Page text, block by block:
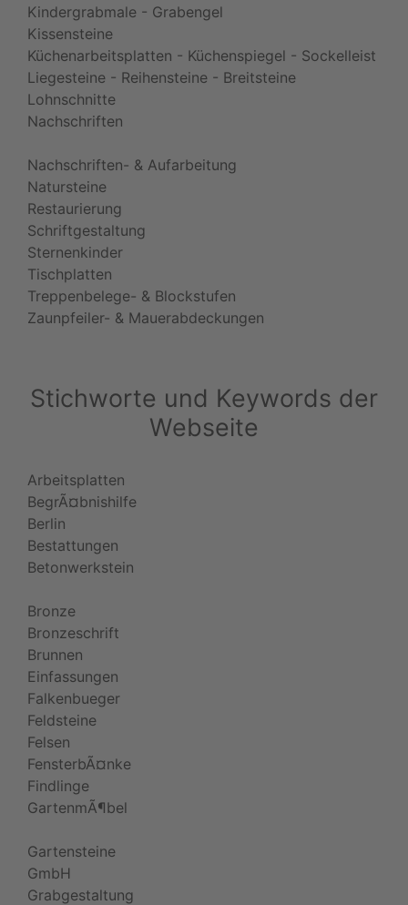
Kindergrabmale - Grabengel
Kissensteine
Küchenarbeitsplatten - Küchenspiegel - Sockelleist
Liegesteine - Reihensteine - Breitsteine
Lohnschnitte
Nachschriften
Nachschriften- & Aufarbeitung
Natursteine
Restaurierung
Schriftgestaltung
Sternenkinder
Tischplatten
Treppenbelege- & Blockstufen
Zaunpfeiler- & Mauerabdeckungen
Stichworte und Keywords der
Webseite
Arbeitsplatten
BegrÃ¤bnishilfe
Berlin
Bestattungen
Betonwerkstein
Bronze
Bronzeschrift
Brunnen
Einfassungen
Falkenbueger
Feldsteine
Felsen
FensterbÃ¤nke
Findlinge
GartenmÃ¶bel
Gartensteine
GmbH
Grabgestaltung